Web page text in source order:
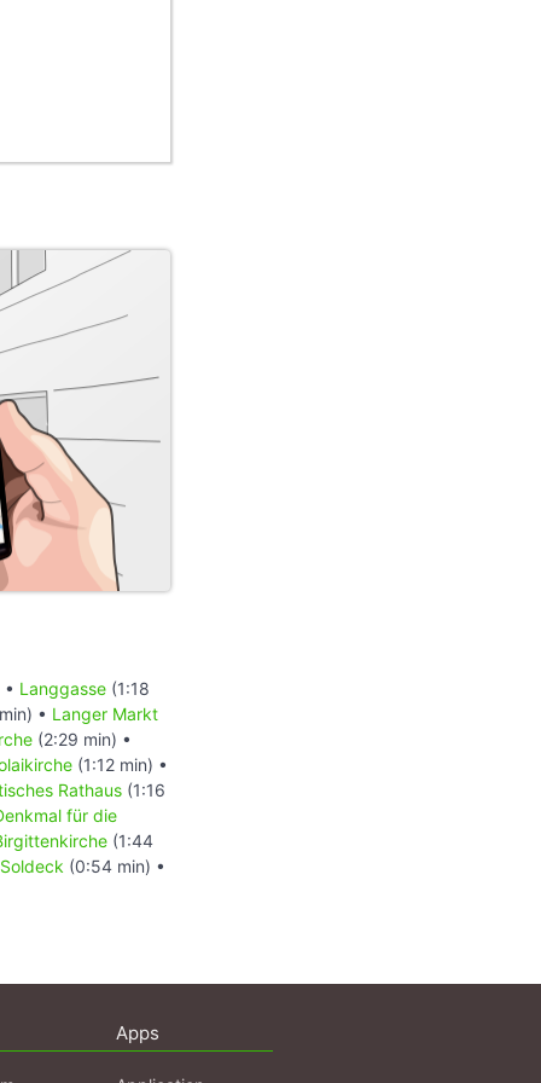
Langgasse (1:18
• Langer Markt
(2:29 min) •
(1:12 min) •
Rathaus (1:16
für die
(1:44
(0:54 min) •
Apps